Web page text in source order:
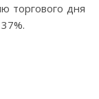
торгового дня